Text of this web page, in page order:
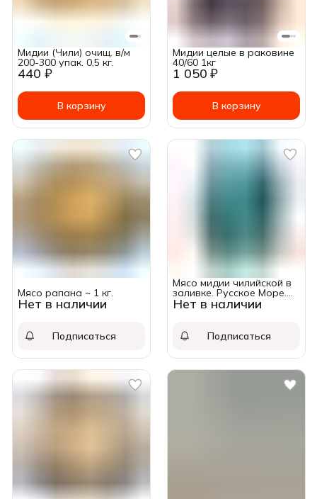
440 ₽
Мидии (Чили) очищ. в/м
200-300 упак. 0,5 кг.
В корзину
1 050 ₽
Мидии целые в раковине
40/60 1кг
В корзину
Нет в наличии
Мясо рапана ~ 1 кг.
Подписаться
Нет в наличии
Мясо мидии чилийской в
заливке. Русское Море.
Упаковка 180 грамм.
Подписаться